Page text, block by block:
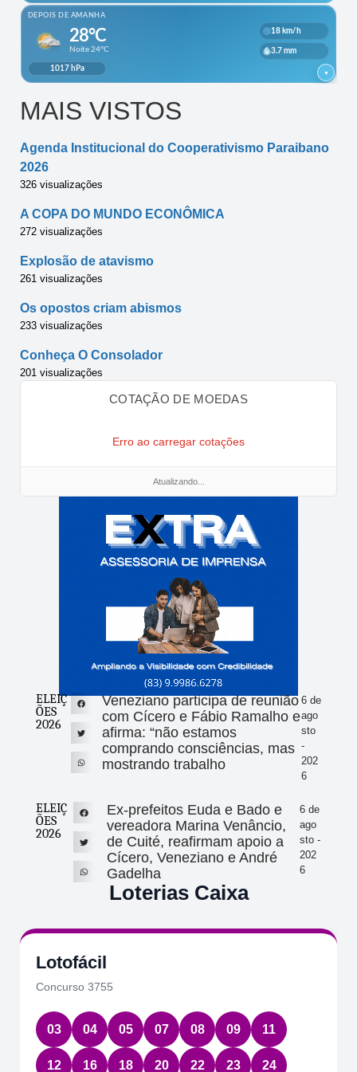
MAIS VISTOS
Agenda Institucional do Cooperativismo Paraibano
2026
326 visualizações
A COPA DO MUNDO ECONÔMICA
272 visualizações
Explosão de atavismo
261 visualizações
Os opostos criam abismos
233 visualizações
Conheça O Consolador
201 visualizações
COTAÇÃO DE MOEDAS
Erro ao carregar cotações
Atualizando...
ELEIÇ
ÕES
2026
Veneziano participa de reunião
com Cícero e Fábio Ramalho e
afirma: “não estamos
comprando consciências, mas
mostrando trabalho
6 de
ago
sto
-
202
6
ELEIÇ
ÕES
2026
Ex-prefeitos Euda e Bado e
vereadora Marina Venâncio,
de Cuité, reafirmam apoio a
Cícero, Veneziano e André
Gadelha
6 de
ago
sto -
202
6
Loterias Caixa
Lotofácil
Concurso 3755
03 04 05 07 08 09 11
12 16 18 20 22 23 24